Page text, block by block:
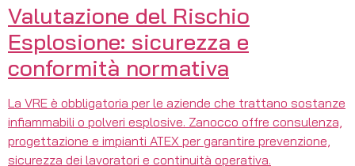
Valutazione del Rischio
Esplosione: sicurezza e
conformità normativa
La VRE è obbligatoria per le aziende che trattano sostanze
infiammabili o polveri esplosive. Zanocco offre consulenza,
progettazione e impianti ATEX per garantire prevenzione,
sicurezza dei lavoratori e continuità operativa.